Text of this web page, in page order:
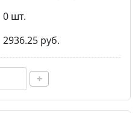
0 шт.
2936.25 руб.
+